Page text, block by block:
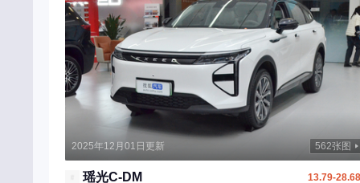
坦克
天际
五菱
蔚来汽车
2025年12月01日更新 562张图
瑶光C-DM 13.79-